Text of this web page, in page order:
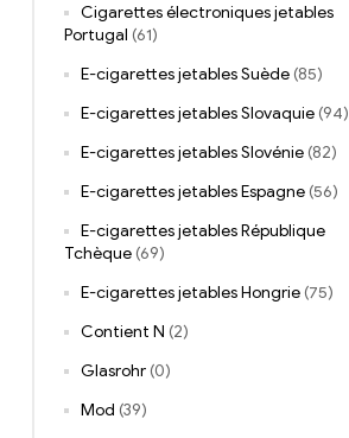
Cigarettes électroniques jetables
Portugal (61)
E-cigarettes jetables Suède (85)
E-cigarettes jetables Slovaquie (94)
E-cigarettes jetables Slovénie (82)
E-cigarettes jetables Espagne (56)
E-cigarettes jetables République
Tchèque (69)
E-cigarettes jetables Hongrie (75)
Contient N (2)
Glasrohr (0)
Mod (39)